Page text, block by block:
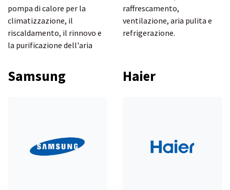
pompa di calore per la
climatizzazione, il
riscaldamento, il rinnovo e
la purificazione dell'aria
raffrescamento,
ventilazione, aria pulita e
refrigerazione.
Samsung Haier